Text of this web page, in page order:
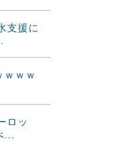
支援に
ｗｗｗ
ロッ